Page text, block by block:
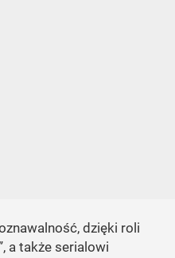
dzięki roli
a także serialowi